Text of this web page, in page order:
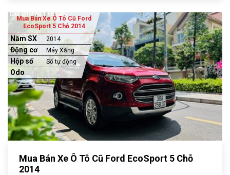
Mua Bán Xe Ô Tô Cũ Ford
EcoSport 5 Chỗ 2014
Năm SX 2014
Động cơ Máy Xăng
Hộp số Số tự động
Odo
Mua Bán Xe Ô Tô Cũ Ford EcoSport 5 Chỗ
2014